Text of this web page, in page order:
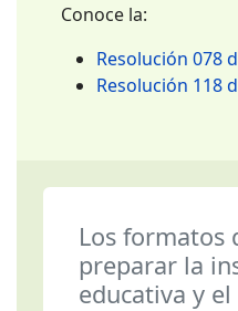
Conoce la:
Resolución 078
Resolución 118
Los formatos
preparar la
educativa y